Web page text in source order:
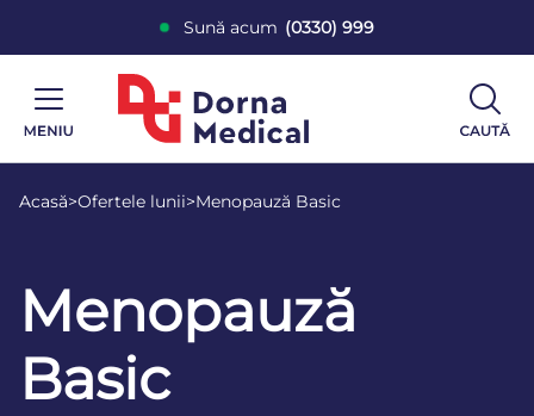
Sună acum (0330) 999
Acasă>Ofertele lunii>Menopauză Basic
Menopauză
Basic